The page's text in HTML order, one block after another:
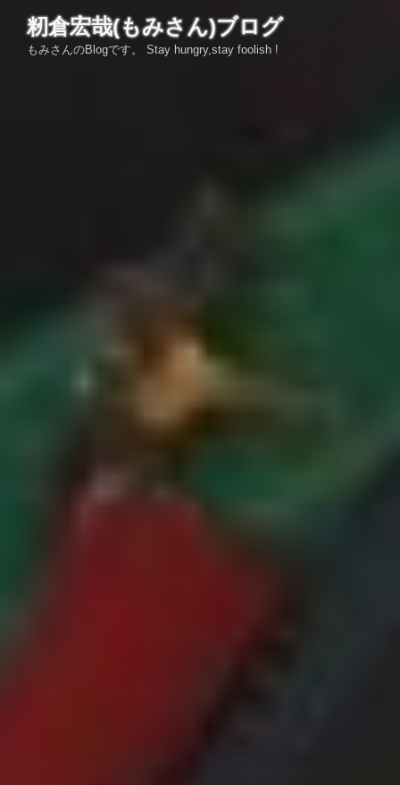
籾倉宏哉(もみさん)ブログ
もみさんのBlogです。 Stay hungry,stay foolish !